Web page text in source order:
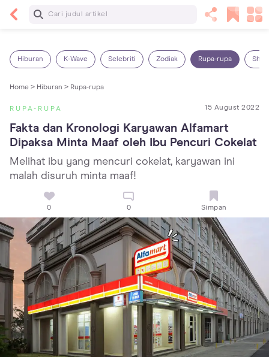
Baca Selanjutnya
Hiburan K-Wave Selebriti Zodiak Rupa-rupa
Home > Hiburan > Rupa-rupa
RUPA-RUPA 15 August 2022
Fakta dan Kronologi Karyawan Alfamart
Dipaksa Minta Maaf oleh Ibu Pencuri Cokelat
Melihat ibu yang mencuri cokelat, karyawan ini
malah disuruh minta maaf!
0 0 Simpan